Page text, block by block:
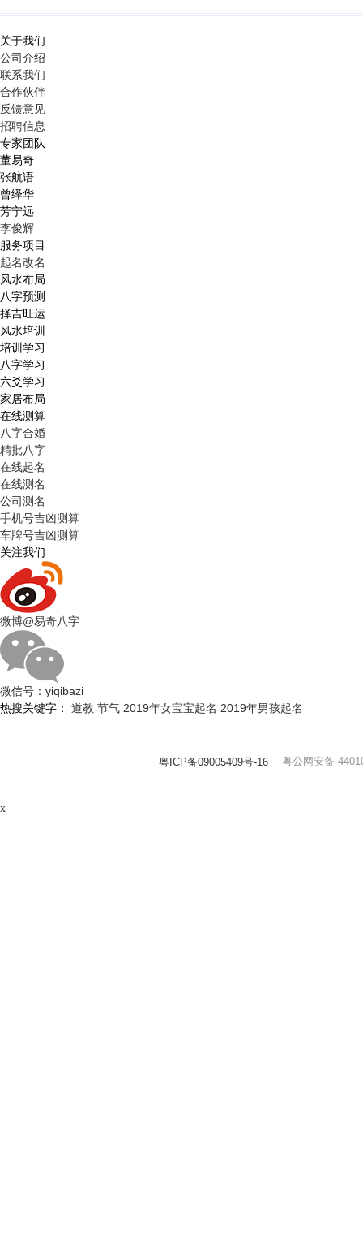
关于我们
公司介绍
联系我们
合作伙伴
反馈意见
招聘信息
专家团队
董易奇
张航语
曾绎华
芳宁远
李俊辉
服务项目
起名改名
风水布局
八字预测
择吉旺运
风水培训
培训学习
八字学习
六爻学习
家居布局
在线测算
八字合婚
精批八字
在线起名
在线测名
公司测名
手机号吉凶测算
车牌号吉凶测算
关注我们
微博@易奇八字
微信号： yiqibazi
热搜关键字： 道教 节气 2019年女宝宝起名 2019年男孩起名
粤ICP备09005409号-16 粤公网安备
x